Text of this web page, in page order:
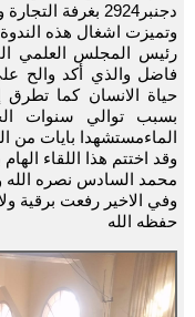
دجنبر2924 بغرفة التجارة والصناعة العصرية والخدمات
وتميزت اشغال هذه الندوة
رئيس المجلس العلمي
فاضل والذي أكد والح
حياة الانسان كما تطرق
بسبب توالي سنوات
الماءمستشهدا بايات من
وقد اختتم هذا اللقاء
محمد السادس نصره الله
وفي الاخير رفعت برقية
حفظه الله